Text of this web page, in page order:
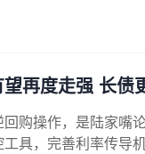
再度走强 长债
购操作，是陆家嘴
具，完善利率传导